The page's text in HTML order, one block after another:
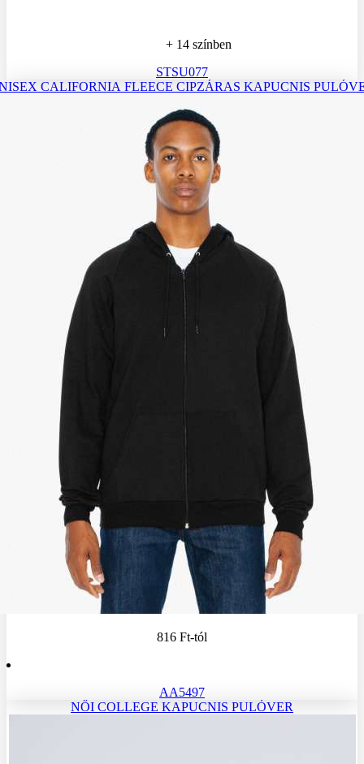
+ 14 színben
STSU077
CALIFORNIA FLEECE CIPZÁRAS KAPUCNIS
816 Ft-tól
AA5497
NŐI COLLEGE KAPUCNIS PULÓVER